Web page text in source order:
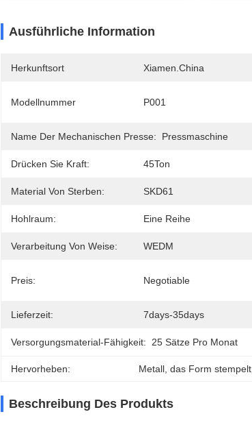
Ausführliche Information
Herkunftsort Xiamen.China
Modellnummer P001
Name Der Mechanischen Presse: Pressmaschine
Drücken Sie Kraft: 45Ton
Material Von Sterben: SKD61
Hohlraum: Eine Reihe
Verarbeitung Von Weise: WEDM
Preis: Negotiable
Lieferzeit: 7days-35days
Versorgungsmaterial-Fähigkeit: 25 Sätze Pro Monat
Hervorheben: Metall , das Form stempelt
Beschreibung Des Produkts